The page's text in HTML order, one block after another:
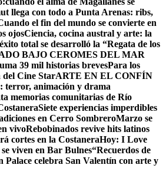
llega con todo a Punta Arenas: ribs,
el fin del mundo se convierte en
ojosCiencia, cocina austral y arte: la
total se desarrolló la “Regata de los
BAJO CEROMES DEL MAR
39 mil historias brevesPara los
del Cine StarARTE EN EL CONFÍN
terror, animación y drama
memorias comunitarias de Río
Siete experiencias imperdibles
en Cerro SombreroMarzo se
vivoRebobinados revive hits latinos
cortes en la CostaneraHoy: I Love
viven en Bar Bulnes“Recuerdos de
Palace celebra San Valentín con arte y